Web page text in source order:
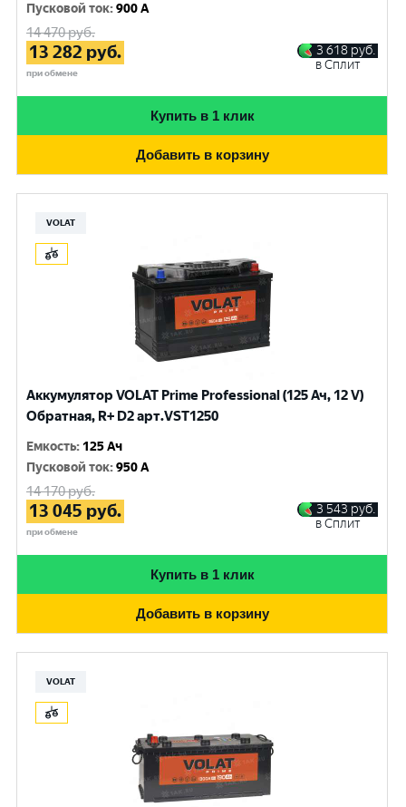
Пусковой ток:900 A
14 470руб.
13 282 руб.
при обмене
3 618 руб.
в Сплит
Купить в 1 клик
Добавить в корзину
VOLAT
Аккумулятор VOLAT Prime Professional (125 Ач, 12 V)
Обратная, R+ D2 арт.VST1250
Емкость: 125 Ач
Пусковой ток:950 A
14 170руб.
13 045 руб.
при обмене
3 543 руб.
в Сплит
Купить в 1 клик
Добавить в корзину
VOLAT